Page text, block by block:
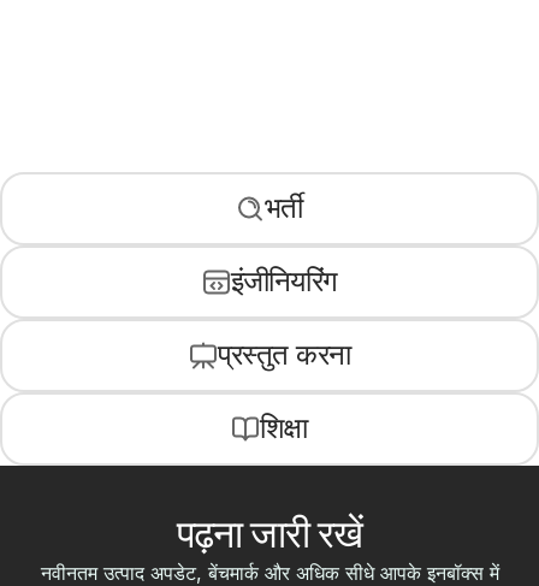
भर्ती
इंजीनियरिंग
प्रस्तुत करना
शिक्षा
पढ़ना जारी रखें
नवीनतम उत्पाद अपडेट, बेंचमार्क और अधिक सीधे आपके इनबॉक्स में